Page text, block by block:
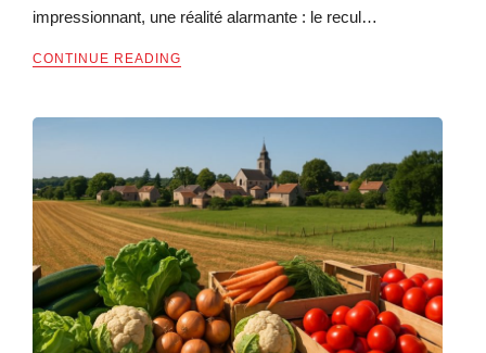
impressionnant, une réalité alarmante : le recul…
CONTINUE READING